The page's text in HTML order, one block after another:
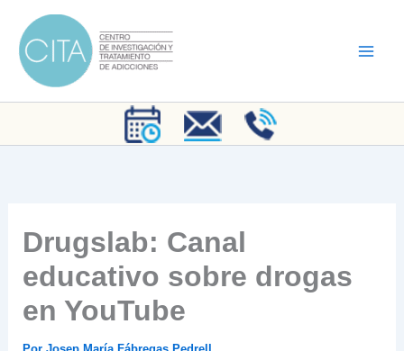
contenido
Drugslab: Canal
educativo sobre drogas
en YouTube